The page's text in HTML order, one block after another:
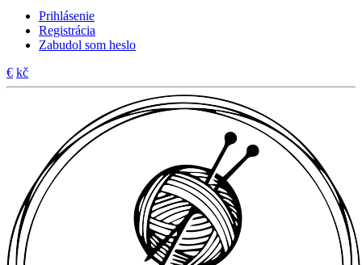
Prihlásenie
Registrácia
Zabudol som heslo
€ kč